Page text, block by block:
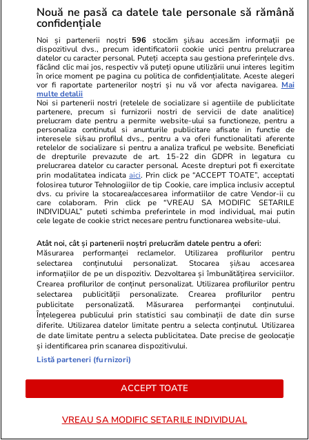
Libertateapentrufemei.ro
Gata, e oficial! Ce salariu are
Mirabela Grădinaru, dar asta nu e
tot! Surpriza uriașă din declarația
de avere! Da, scrie negru pe alb!
O cheamă…
Avantaje.ro
Îl știi pe
piciorul
pentru
căsătorit
amorezat-
Fosta lui
ȘTIRI ROMÂNIA
România riscă să piardă
miliarde de euro din PNRR
după un vot în Senat. De ce
sunt contestate modificările la
legea decarbonizării
Cinci hotărâri de Guvern atacate
de PSD au fost suspendate de
Nouă ne pasă ca datele tale personale să rămână
confidențiale
Noi și partenerii noștri 596 stocăm și/sau accesăm informații pe
dispozitivul dvs., precum identificatorii cookie unici pentru prelucrarea
datelor cu caracter personal. Puteți accepta sau gestiona preferințele dvs.
făcând clic mai jos, respectiv vă puteți opune utilizării unui interes legitim
în orice moment pe pagina cu politica de confidențialitate. Aceste alegeri
vor fi raportate partenerilor noștri și nu vă vor afecta navigarea. Mai
multe detalii
Noi si partenerii nostri (retelele de socializare si agentiile de publicitate
partenere, precum si furnizorii nostri de servicii de date analitice)
prelucram date pentru a permite website-ului sa functioneze, pentru a
personaliza continutul si anunturile publicitare afisate in functie de
interesele si/sau profilul dvs., pentru a va oferi functionalitati aferente
retelelor de socializare si pentru a analiza traficul pe website. Beneficiati
de drepturile prevazute de art. 15-22 din GDPR in legatura cu
prelucrarea datelor cu caracter personal. Aceste drepturi pot fi exercitate
prin modalitatea indicataaici. Prin click pe “ACCEPT TOATE”, acceptati
folosirea tuturor Tehnologiilor de tip Cookie, care implica inclusiv acceptul
dvs. cu privire la stocarea/accesarea informatiilor de catre Vendor-ii cu
care colaboram. Prin click pe “VREAU SA MODIFIC SETARILE
INDIVIDUAL” puteti schimba preferintele in mod individual, mai putin
cele legate de cookie strict necesare pentru functionarea website-ului.
Atât noi, cât și partenerii noștri prelucrăm datele pentru a oferi:
Măsurarea performanței reclamelor. Utilizarea profilurilor pentru
selectarea conținutului personalizat. Stocarea și/sau accesarea
informațiilor de pe un dispozitiv. Dezvoltarea și îmbunătățirea serviciilor.
Crearea profilurilor de conținut personalizat. Utilizarea profilurilor pentru
selectarea publicității personalizate. Crearea profilurilor pentru
publicitate personalizată. Măsurarea performanței conținutului.
Înțelegerea publicului prin statistici sau combinații de date din surse
diferite. Utilizarea datelor limitate pentru a selecta conținutul. Utilizarea
de date limitate pentru a selecta publicitatea. Date precise de geolocație
și identificarea prin scanarea dispozitivului.
Listă parteneri (furnizori)
ACCEPT TOATE
VREAU SA MODIFIC SETARILE INDIVIDUAL